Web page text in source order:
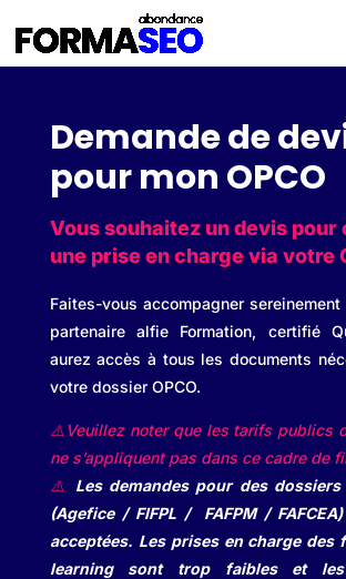
Demande de
pour mon OPCO
Vous souhaitez un devis pour
une prise en charge via votre
Faites-vous accompagner
partenaire alfie Formation, certifié
aurez accès à tous les documents
votre dossier OPCO.
⚠️ Veuillez noter que les tarifs publics
ne s’appliquent pas dans ce cadre de
⚠️ Les demandes pour des dossiers
(Agefice / FIFPL / FAFPM /
acceptées. Les prises en charge des
learning sont trop faibles et